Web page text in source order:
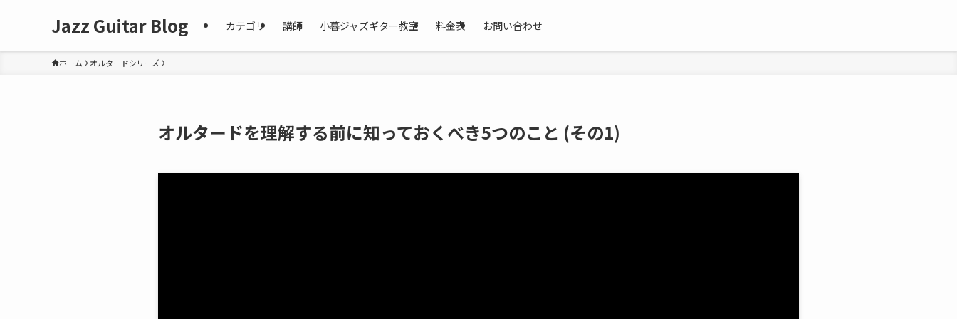
Jazz Guitar Blog カテゴリ 講師 小暮ジャズギター教室 料金表 お問い合わせ
ホーム オルタードシリーズ
オルタードを理解する前に知っておくべき5つのこと (その1)